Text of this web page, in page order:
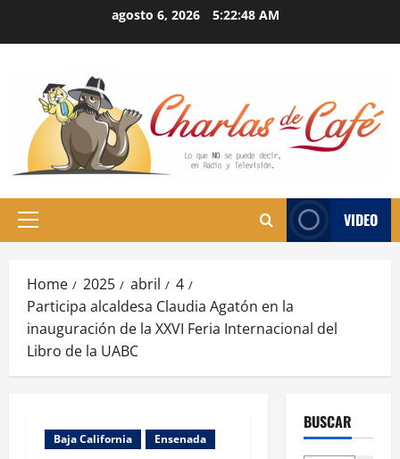
agosto 6, 2026 5:22:48 AM
Primary
VIDEO
Home 2025 abril
4
Participa alcaldesa Claudia Agatón en la
inauguración de la XXVI Feria Internacional del
Libro de la UABC
Baja California Ensenada
BUSCAR